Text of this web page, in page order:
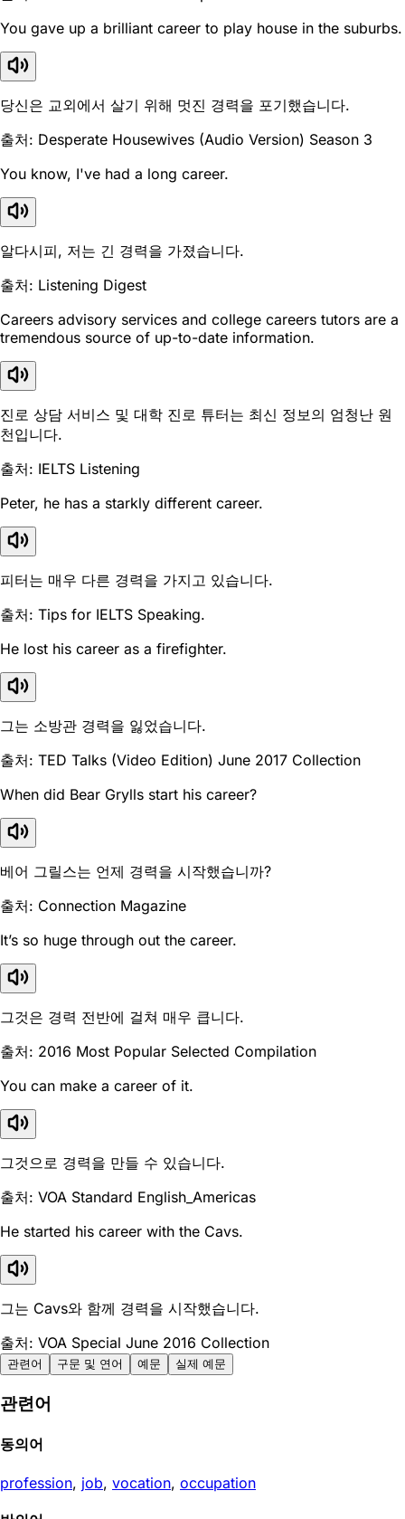
You gave up a brilliant career to play house in the suburbs.
당신은 교외에서 살기 위해 멋진 경력을 포기했습니다.
출처: Desperate Housewives (Audio Version) Season 3
You know, I've had a long career.
알다시피, 저는 긴 경력을 가졌습니다.
출처: Listening Digest
Careers advisory services and college careers tutors are a
tremendous source of up-to-date information.
진로 상담 서비스 및 대학 진로 튜터는 최신 정보의 엄청난 원
천입니다.
출처: IELTS Listening
Peter, he has a starkly different career.
피터는 매우 다른 경력을 가지고 있습니다.
출처: Tips for IELTS Speaking.
He lost his career as a firefighter.
그는 소방관 경력을 잃었습니다.
출처: TED Talks (Video Edition) June 2017 Collection
When did Bear Grylls start his career?
베어 그릴스는 언제 경력을 시작했습니까?
출처: Connection Magazine
It’s so huge through out the career.
그것은 경력 전반에 걸쳐 매우 큽니다.
출처: 2016 Most Popular Selected Compilation
You can make a career of it.
그것으로 경력을 만들 수 있습니다.
출처: VOA Standard English_Americas
He started his career with the Cavs.
그는 Cavs와 함께 경력을 시작했습니다.
출처: VOA Special June 2016 Collection
관련어 구문 및 연어 예문 실제 예문
관련어
동의어
profession, job, vocation, occupation